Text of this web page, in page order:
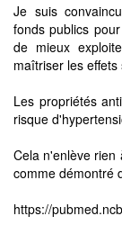
Je suis
fonds publics
de mieux
maîtriser les effets
Les propriétés
risque
Cela n'enlève rien
comme démontré
https://